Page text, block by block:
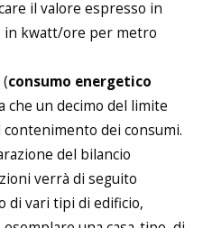
il valore espresso in
in kwatt/ore per metro
consumo energetico
che un decimo del limite
dei consumi.
del bilancio
verrà di seguito
di vari tipi di edificio,